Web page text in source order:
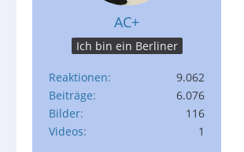
AC+
Ich bin ein Berliner
Reaktionen
9.062
Beiträge
6.076
Bilder
116
Videos
1